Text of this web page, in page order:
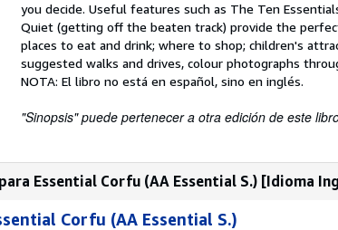
you decide. Useful features such as The Ten
Quiet (getting off the beaten track) provide the
places to eat and drink; where to shop; children's
suggested walks and drives, colour photographs
NOTA: El libro no está en español, sino en inglés.
"Sinopsis" puede pertenecer a otra edición de este
Essential Corfu (AA Essential S.) [Idioma
Corfu (AA Essential S.)